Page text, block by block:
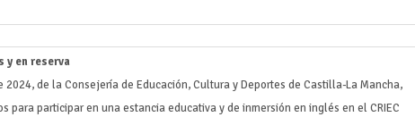
y en reserva
de la Consejería de Educación, Cultura y Deportes de Castilla-La Mancha,
para participar en una estancia educativa y de inmersión en inglés en el CRIEC